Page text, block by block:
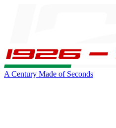
A Century Made of Seconds